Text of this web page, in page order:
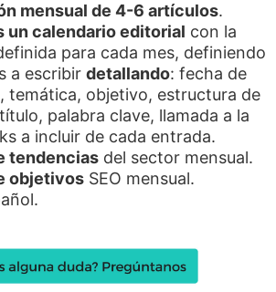
mensual de 4-6 artículos.
un calendario editorial con la
para cada mes, definiendo
a escribir detallando: fecha de
temática, objetivo, estructura de
palabra clave, llamada a la
a incluir de cada entrada.
tendencias del sector mensual.
objetivos SEO mensual.